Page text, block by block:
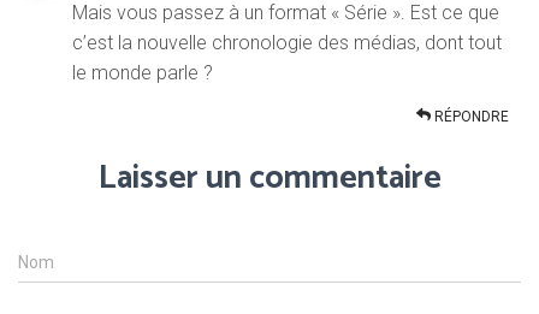
Mais vous passez à un format « Série ». Est ce que
c’est la nouvelle chronologie des médias, dont tout
le monde parle ?
RÉPONDRE
Laisser un commentaire
Nom